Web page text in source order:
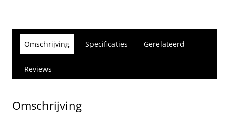
Omschrijving Specificaties Gerelateerd
Reviews
Omschrijving